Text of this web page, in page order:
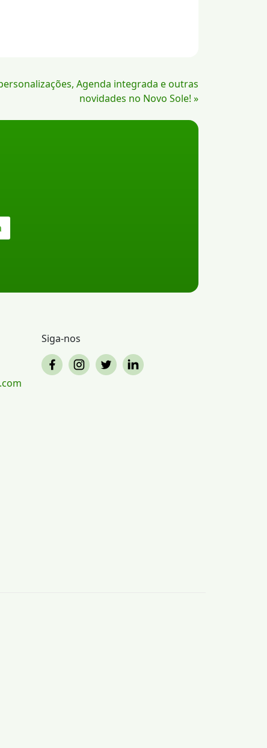
Agenda integrada e outras
novidades no Novo Sole! »
Siga-nos